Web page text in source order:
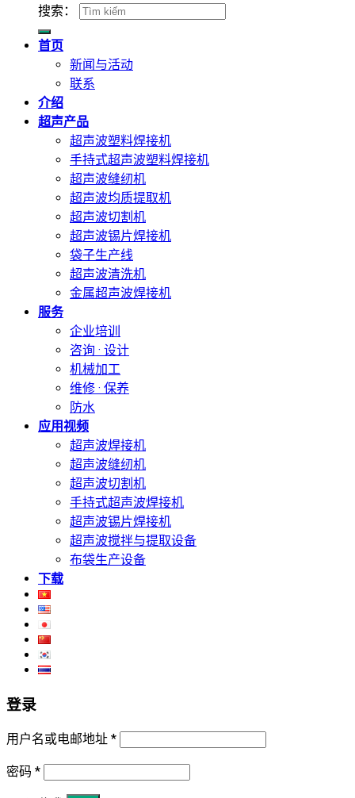
搜索：
首页
新闻与活动
联系
介绍
超声产品
超声波塑料焊接机
手持式超声波塑料焊接机
超声波缝纫机
超声波均质提取机
超声波切割机
超声波锡片焊接机
袋子生产线
超声波清洗机
金属超声波焊接机
服务
企业培训
咨询 · 设计
机械加工
维修 · 保养
防水
应用视频
超声波焊接机
超声波缝纫机
超声波切割机
手持式超声波焊接机
超声波锡片焊接机
超声波搅拌与提取设备
布袋生产设备
下载
登录
用户名或电邮地址 *
密码 *